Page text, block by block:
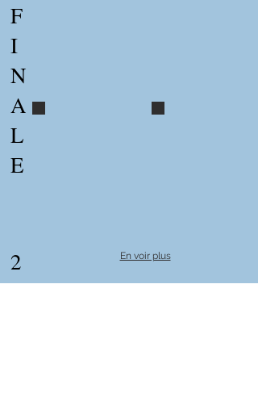
2
0
En voir plus
F
I
N
A
L
E